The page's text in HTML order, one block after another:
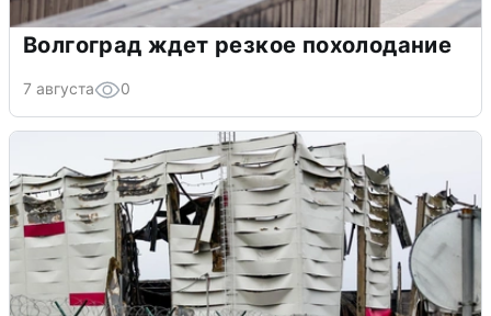
Волгоград ждет резкое похолодание
7 августа 0